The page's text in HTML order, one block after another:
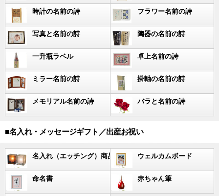
時計の名前の詩 フラワー名前の詩
写真と名前の詩 陶器の名前の詩
一升瓶ラベル 卓上名前の詩
ミラー名前の詩 掛軸の名前の詩
メモリアル名前の詩 バラと名前の詩
■名入れ・メッセージギフト／出産お祝い
名入れ（エッチング）商品 ウェルカムボード
命名書 赤ちゃん筆